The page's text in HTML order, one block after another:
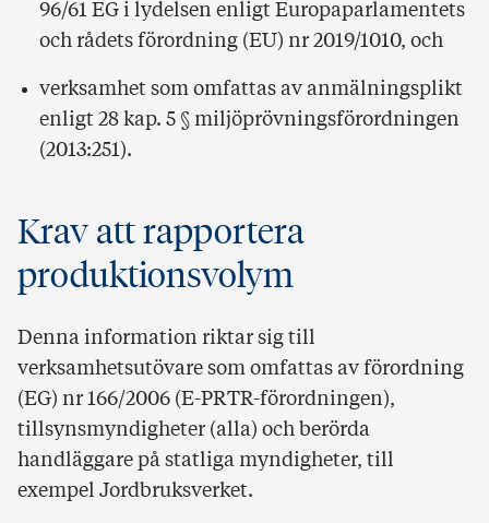
96/61 EG i lydelsen enligt Europaparlamentets
och rådets förordning (EU) nr 2019/1010, och
verksamhet som omfattas av anmälningsplikt
enligt 28 kap. 5 § miljöprövningsförordningen
(2013:251).
Krav att rapportera
produktionsvolym
Denna information riktar sig till
verksamhetsutövare som omfattas av förordning
(EG) nr 166/2006 (E-PRTR-förordningen),
tillsynsmyndigheter (alla) och berörda
handläggare på statliga myndigheter, till
exempel Jordbruksverket.